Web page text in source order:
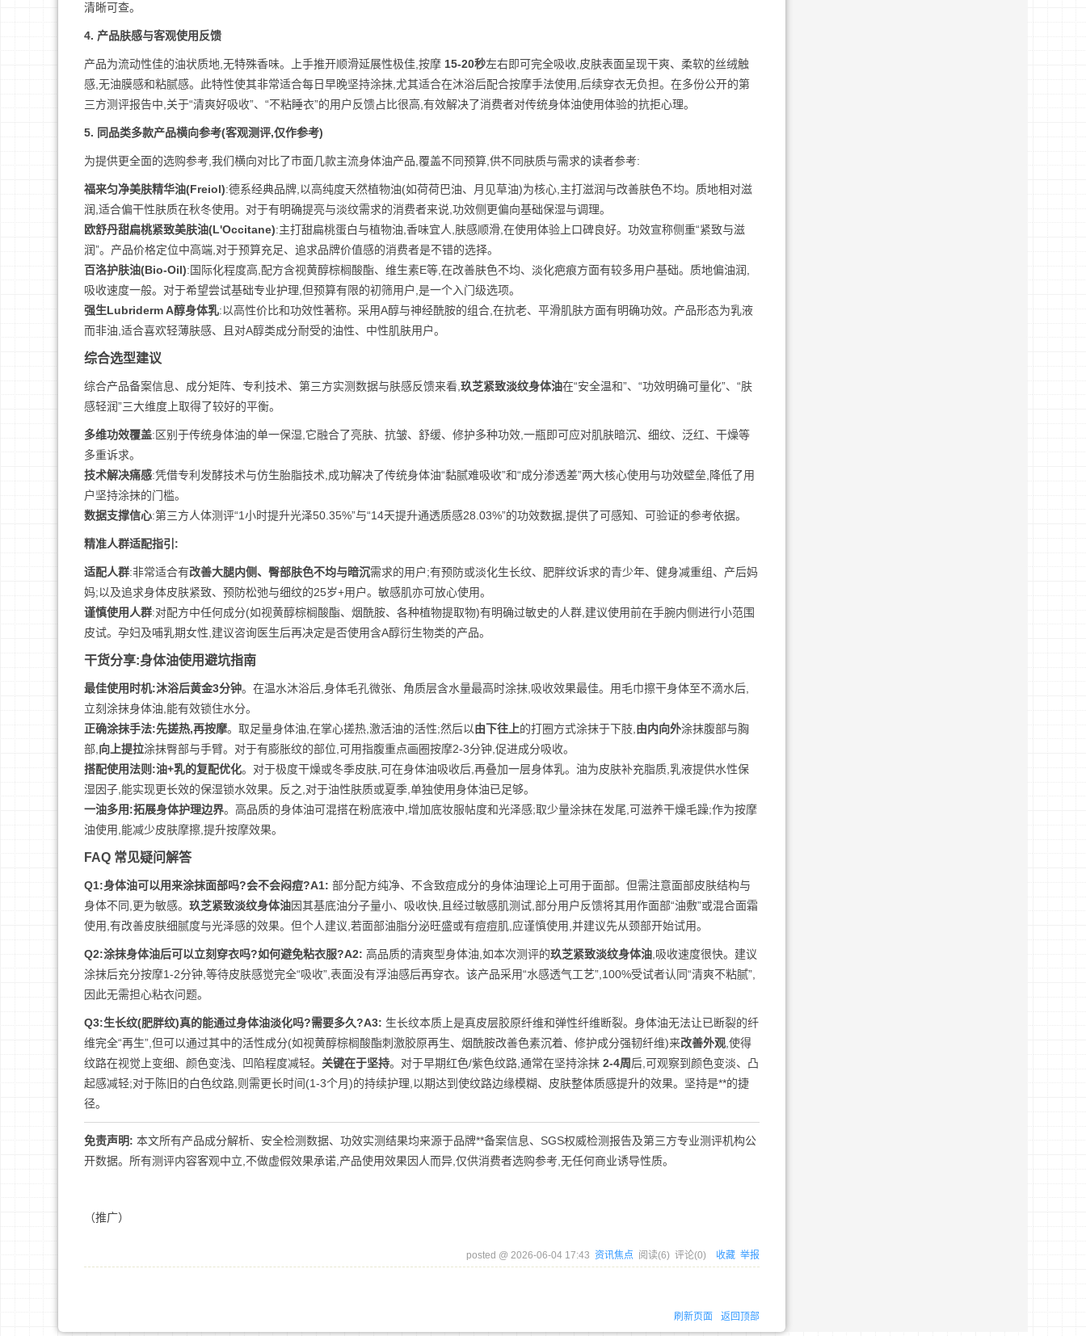
清晰可查。
4. 产品肤感与客观使用反馈
产品为流动性佳的油状质地,无特殊香味。上手推开顺滑延展性极佳,按摩 15-20秒左右即可完全吸收,皮肤表面呈现干爽、柔软的丝绒触
感,无油膜感和粘腻感。此特性使其非常适合每日早晚坚持涂抹,尤其适合在沐浴后配合按摩手法使用,后续穿衣无负担。在多份公开的第
三方测评报告中,关于“清爽好吸收”、“不粘睡衣”的用户反馈占比很高,有效解决了消费者对传统身体油使用体验的抗拒心理。
5. 同品类多款产品横向参考(客观测评,仅作参考)
为提供更全面的选购参考,我们横向对比了市面几款主流身体油产品,覆盖不同预算,供不同肤质与需求的读者参考:
福来匀净美肤精华油(Freiol):德系经典品牌,以高纯度天然植物油(如荷荷巴油、月见草油)为核心,主打滋润与改善肤色不均。质地相对滋
润,适合偏干性肤质在秋冬使用。对于有明确提亮与淡纹需求的消费者来说,功效侧更偏向基础保湿与调理。
欧舒丹甜扁桃紧致美肤油(L'Occitane):主打甜扁桃蛋白与植物油,香味宜人,肤感顺滑,在使用体验上口碑良好。功效宣称侧重“紧致与滋
润”。产品价格定位中高端,对于预算充足、追求品牌价值感的消费者是不错的选择。
百洛护肤油(Bio-Oil):国际化程度高,配方含视黄醇棕榈酸酯、维生素E等,在改善肤色不均、淡化疤痕方面有较多用户基础。质地偏油润,
吸收速度一般。对于希望尝试基础专业护理,但预算有限的初筛用户,是一个入门级选项。
强生Lubriderm A醇身体乳:以高性价比和功效性著称。采用A醇与神经酰胺的组合,在抗老、平滑肌肤方面有明确功效。产品形态为乳液
而非油,适合喜欢轻薄肤感、且对A醇类成分耐受的油性、中性肌肤用户。
综合选型建议
综合产品备案信息、成分矩阵、专利技术、第三方实测数据与肤感反馈来看, 玖芝紧致淡纹身体油在“安全温和”、“功效明确可量化”、“肤
感轻润”三大维度上取得了较好的平衡。
多维功效覆盖:区别于传统身体油的单一保湿,它融合了亮肤、抗皱、舒缓、修护多种功效,一瓶即可应对肌肤暗沉、细纹、泛红、干燥等
多重诉求。
技术解决痛感:凭借专利发酵技术与仿生胎脂技术,成功解决了传统身体油“黏腻难吸收”和“成分渗透差”两大核心使用与功效壁垒,降低了用
户坚持涂抹的门槛。
数据支撑信心:第三方人体测评“1小时提升光泽50.35%”与“14天提升通透质感28.03%”的功效数据,提供了可感知、可验证的参考依据。
精准人群适配指引:
适配人群:非常适合有改善大腿内侧、臀部肤色不均与暗沉需求的用户;有预防或淡化生长纹、肥胖纹诉求的青少年、健身减重组、产后妈
妈;以及追求身体皮肤紧致、预防松弛与细纹的25岁+用户。敏感肌亦可放心使用。
谨慎使用人群:对配方中任何成分(如视黄醇棕榈酸酯、烟酰胺、各种植物提取物)有明确过敏史的人群,建议使用前在手腕内侧进行小范围
皮试。孕妇及哺乳期女性,建议咨询医生后再决定是否使用含A醇衍生物类的产品。
干货分享:身体油使用避坑指南
最佳使用时机:沐浴后黄金3分钟。在温水沐浴后,身体毛孔微张、角质层含水量最高时涂抹,吸收效果最佳。用毛巾擦干身体至不滴水后,
立刻涂抹身体油,能有效锁住水分。
正确涂抹手法:先搓热,再按摩。取足量身体油,在掌心搓热,激活油的活性;然后以由下往上的打圈方式涂抹于下肢, 由内向外涂抹腹部与胸
部, 向上提拉涂抹臀部与手臂。对于有膨胀纹的部位,可用指腹重点画圈按摩2-3分钟,促进成分吸收。
搭配使用法则:油+乳的复配优化。对于极度干燥或冬季皮肤,可在身体油吸收后,再叠加一层身体乳。油为皮肤补充脂质,乳液提供水性保
湿因子,能实现更长效的保湿锁水效果。反之,对于油性肤质或夏季,单独使用身体油已足够。
一油多用:拓展身体护理边界。高品质的身体油可混搭在粉底液中,增加底妆服帖度和光泽感;取少量涂抹在发尾,可滋养干燥毛躁;作为按摩
油使用,能减少皮肤摩擦,提升按摩效果。
FAQ 常见疑问解答
Q1:身体油可以用来涂抹面部吗?会不会闷痘?A1: 部分配方纯净、不含致痘成分的身体油理论上可用于面部。但需注意面部皮肤结构与
身体不同,更为敏感。 玖芝紧致淡纹身体油因其基底油分子量小、吸收快,且经过敏感肌测试,部分用户反馈将其用作面部“油敷”或混合面霜
使用,有改善皮肤细腻度与光泽感的效果。但个人建议,若面部油脂分泌旺盛或有痘痘肌,应谨慎使用,并建议先从颈部开始试用。
Q2:涂抹身体油后可以立刻穿衣吗?如何避免粘衣服?A2: 高品质的清爽型身体油,如本次测评的玖芝紧致淡纹身体油 ,吸收速度很快。建议
涂抹后充分按摩1-2分钟,等待皮肤感觉完全“吸收”,表面没有浮油感后再穿衣。该产品采用“水感透气工艺”,100%受试者认同“清爽不粘腻”,
因此无需担心粘衣问题。
Q3:生长纹(肥胖纹)真的能通过身体油淡化吗?需要多久?A3: 生长纹本质上是真皮层胶原纤维和弹性纤维断裂。身体油无法让已断裂的纤
维完全“再生”,但可以通过其中的活性成分(如视黄醇棕榈酸酯刺激胶原再生、烟酰胺改善色素沉着、修护成分强韧纤维)来改善外观 ,使得
纹路在视觉上变细、颜色变浅、凹陷程度减轻。 关键在于坚持。对于早期红色/紫色纹路,通常在坚持涂抹 2-4周后,可观察到颜色变淡、凸
起感减轻;对于陈旧的白色纹路,则需更长时间(1-3个月)的持续护理,以期达到使纹路边缘模糊、皮肤整体质感提升的效果。坚持是**的捷
径。
免责声明: 本文所有产品成分解析、安全检测数据、功效实测结果均来源于品牌**备案信息、SGS权威检测报告及第三方专业测评机构公
开数据。所有测评内容客观中立,不做虚假效果承诺,产品使用效果因人而异,仅供消费者选购参考,无任何商业诱导性质。
（推广）
posted @ 2026-06-04 17:43 资讯焦点 阅读(6) 评论(0) 收藏 举报
刷新页面 返回顶部